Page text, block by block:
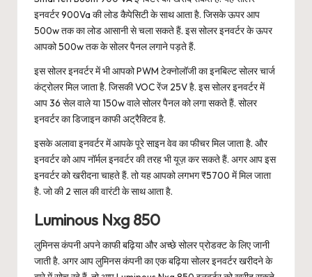
इनवर्टर 900Va की लोड कैपेसिटी के साथ आता है. जिसके ऊपर आप
500w तक का लोड आसानी से चला सकते हैं. इस सोलर इनवर्टर के ऊपर
आपको 500w तक के सोलर पैनल लगाने पड़ते हैं.
इस सोलर इनवर्टर में भी आपको PWM टेक्नोलॉजी का इनबिल्ट सोलर चार्ज
कंट्रोलर मिल जाता है. जिसकी VOC रेंज 25V है. इस सोलर इनवर्टर में
आप 36 सेल वाले या 150w वाले सोलर पैनल को लगा सकते हैं. सोलर
इनवर्टर का डिजाइन काफी अट्रैक्टिव है.
इसके अलावा इनवर्टर में आपके पूरे साइन वेव का फीचर मिल जाता है. और
इनवर्टर को आप नॉर्मल इनवर्टर की तरह भी यूज़ कर सकते हैं. अगर आप इस
इनवर्टर को खरीदना चाहते हैं. तो यह आपको लगभग ₹5700 में मिल जाता
है. जो की 2 साल की वारंटी के साथ आता है.
Luminous Nxg 850
लुमिनस कंपनी अपने काफी बढ़िया और अच्छे सोलर प्रोडक्ट के लिए जानी
जाती है. अगर आप लुमिनस कंपनी का एक बढ़िया सोलर इनवर्टर खरीदने के